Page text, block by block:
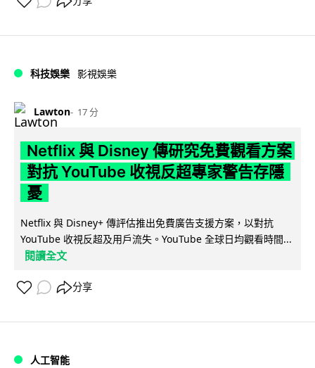
科技娛樂 影視娛樂
Lawton 17 分
Netflix 與 Disney 傳研究免費觀看方案
對抗 YouTube 收視反超專家警告存隱
憂
Netflix 與 Disney+ 傳評估推出免費廣告支援方案，以對抗
YouTube 收視反超及用戶流失。YouTube 全球日均觀看時間...
閱讀全文
分享
人工智能